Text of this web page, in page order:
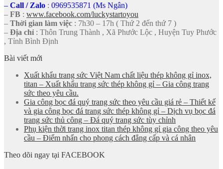
– Call / Zalo : 0969535871 (Ms Ngân)
– FB : www.facebook.com/luckystartoyou
– Thời gian làm việc : 7h30 – 17h ( Thứ 2 đến thứ 7 )
– Địa chỉ : Thôn Trung Thành , Xã Phước Lộc , Huyện Tuy Phước
, Tỉnh Bình Định
Bài viết mới
Xuất khẩu trang sức Việt Nam chất liệu thép không gỉ inox,
titan – Xuất khẩu trang sức thép không gỉ – Gia công trang
sức theo yêu cầu.
Gia công bọc đá quý trang sức theo yêu cầu giá rẻ – Thiết kế
và gia công bọc đá trang sức thép không gỉ – Dịch vụ bọc đá
trang sức thủ công – Đá quý trang sức tùy chỉnh
Phụ kiện thời trang inox titan thép không gỉ gia công theo yêu
cầu – Điểm nhấn cho phong cách đẳng cấp và cá nhân
Theo dõi ngay tại FACEBOOK